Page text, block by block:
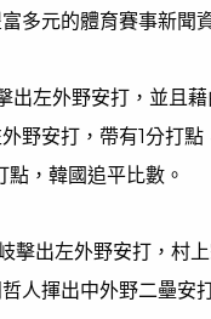
多元的體育賽事新聞
出左外野安打，並且
野安打，帶有1分打
，韓國追平比數。
擊出左外野安打，村
人揮出中外野二壘安